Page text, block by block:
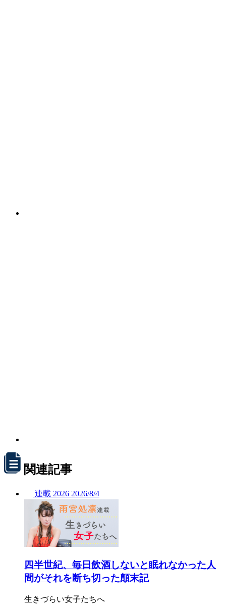
関連記事
連載 2026 2026/8/4
四半世紀、毎日飲酒しないと眠れなかった人
間がそれを断ち切った顛末記
生きづらい女子たちへ